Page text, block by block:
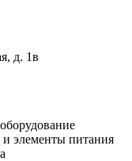
д. 1в
и элементы питания